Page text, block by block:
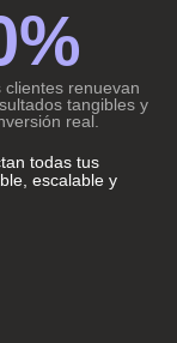
clientes renuevan
tangibles y
real.
%
todas tus
escalable y